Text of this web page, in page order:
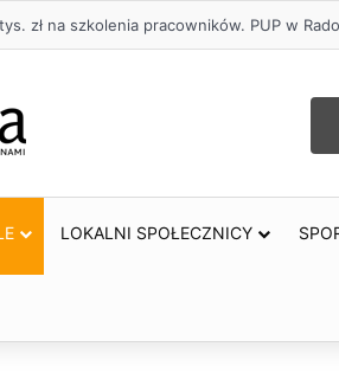
– lepszy wybór. Radomsko włącza
LOKALNI SPOŁECZNICY